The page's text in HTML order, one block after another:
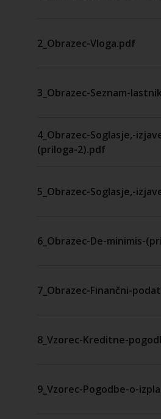
2_Obrazec-Vloga.pdf
3_Obrazec-Seznam-
4_Obrazec-Soglasje,-
(priloga-2).pdf
5_Obrazec-Soglasje,-
6_Obrazec-De-minimis-
7_Obrazec-Finančni-
8_Vzorec-Kreditne-
9_Vzorec-Pogodbe-o-